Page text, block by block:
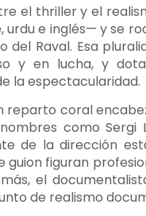
el thriller y el
e inglés— y se
del Raval. Esa
y en lucha, y
la espectacularidad.
coral
como Sergi
de la dirección
guion figuran
el
de realismo